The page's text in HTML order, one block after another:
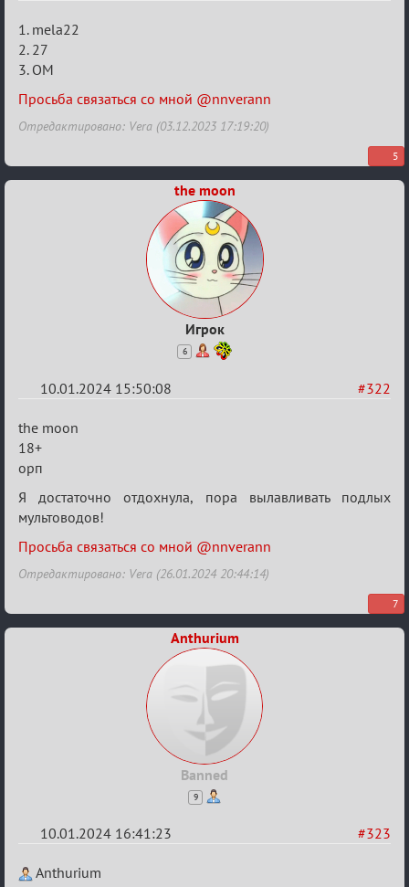
Re:
Заявки
в
Авторитеты²
1. mela22
2. 27
3. ОМ
Просьба связаться со мной @nnverann
Отредактировано: Vera (03.12.2023 17:19:20)
5
the moon
Игрок
6
#322
10.01.2024 15:50:08
Re:
Заявки
в
Авторитеты²
the moon
18+
орп
Я достаточно отдохнула, пора вылавливать подлых
мультоводов!
Просьба связаться со мной @nnverann
Отредактировано: Vera (26.01.2024 20:44:14)
7
Anthurium
Banned
9
#323
10.01.2024 16:41:23
Re:Anthurium